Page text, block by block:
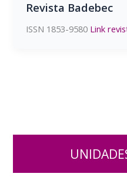
Revista Badebec
ISSN 1853-9580 Link